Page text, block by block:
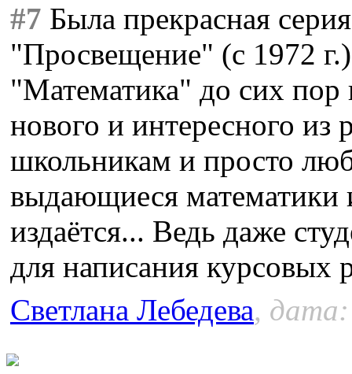
#7 Была прекрасная
"Просвещение" (с 1972
"Математика" до сих пор
нового и интересного из
школьникам и просто
выдающиеся математики
издаётся... Ведь даже
для написания курсовых
Светлана Лебедева, дата: